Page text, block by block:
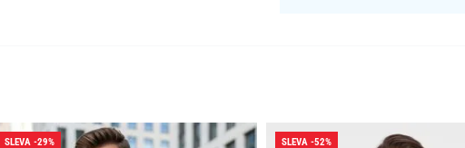
SLEVA -29%
SLEVA -52%